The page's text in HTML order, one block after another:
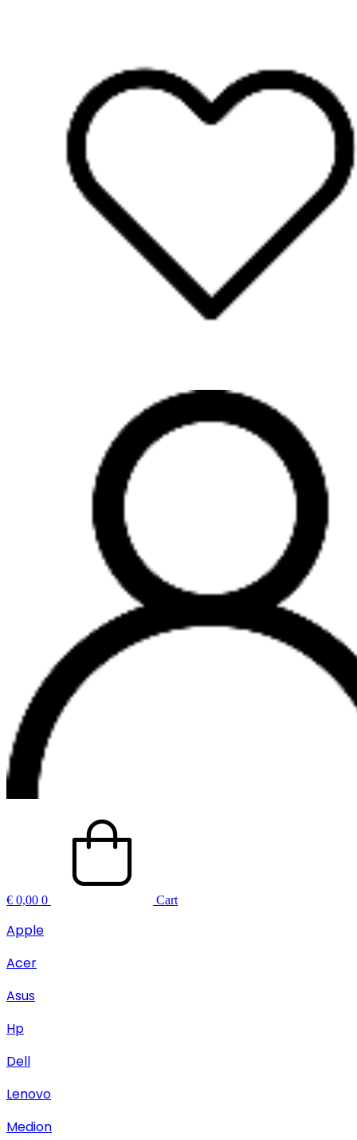
€ 0,00 0 Cart
Apple
Acer
Asus
Hp
Dell
Lenovo
Medion